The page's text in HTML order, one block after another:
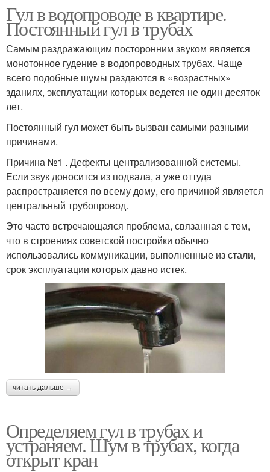
Гул в водопроводе в квартире.
Постоянный гул в трубах
Самым раздражающим посторонним звуком является
монотонное гудение в водопроводных трубах. Чаще
всего подобные шумы раздаются в «возрастных»
зданиях, эксплуатации которых ведется не один десяток
лет.
Постоянный гул может быть вызван самыми разными
причинами.
Причина №1 . Дефекты централизованной системы.
Если звук доносится из подвала, а уже оттуда
распространяется по всему дому, его причиной является
центральный трубопровод.
Это часто встречающаяся проблема, связанная с тем,
что в строениях советской постройки обычно
использовались коммуникации, выполненные из стали,
срок эксплуатации которых давно истек.
читать дальше →
Определяем гул в трубах и
устраняем. Шум в трубах, когда
открыт кран